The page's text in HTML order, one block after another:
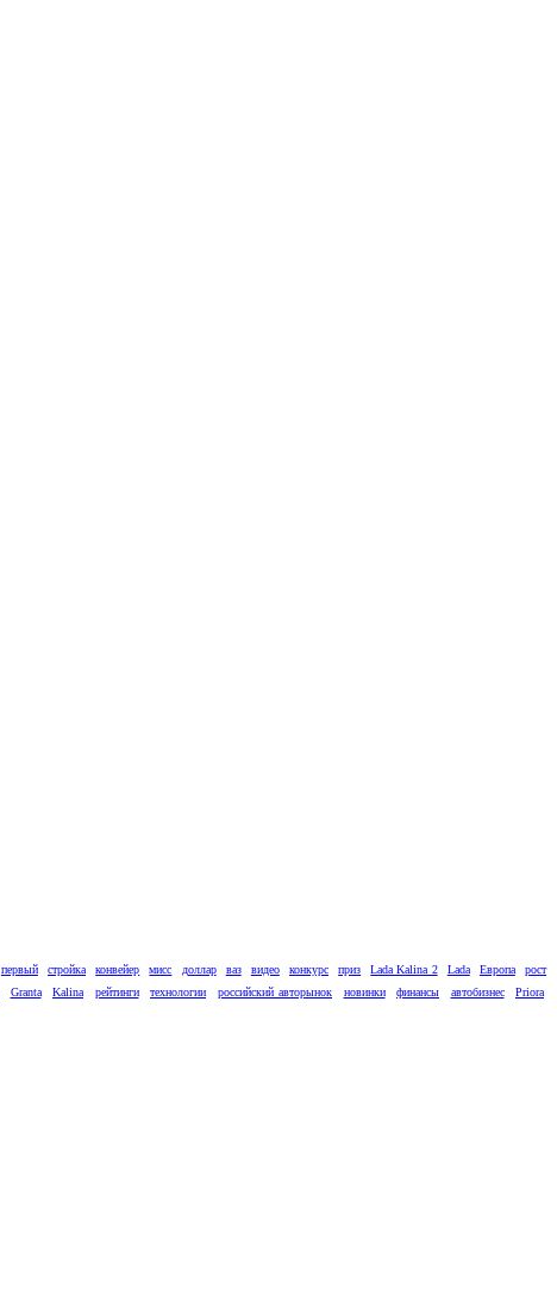
первый стройка конвейер мисс доллар ваз видео конкурс приз Lada Kalina 2 Lada Европа
рост
Granta Kalina рейтинги технологии российский авторынок новинки финансы автобизнес
Priora